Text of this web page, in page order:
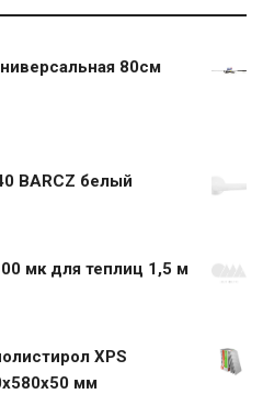
80см
BARCZ белый
мк для теплиц 1,5 м
XPS
мм